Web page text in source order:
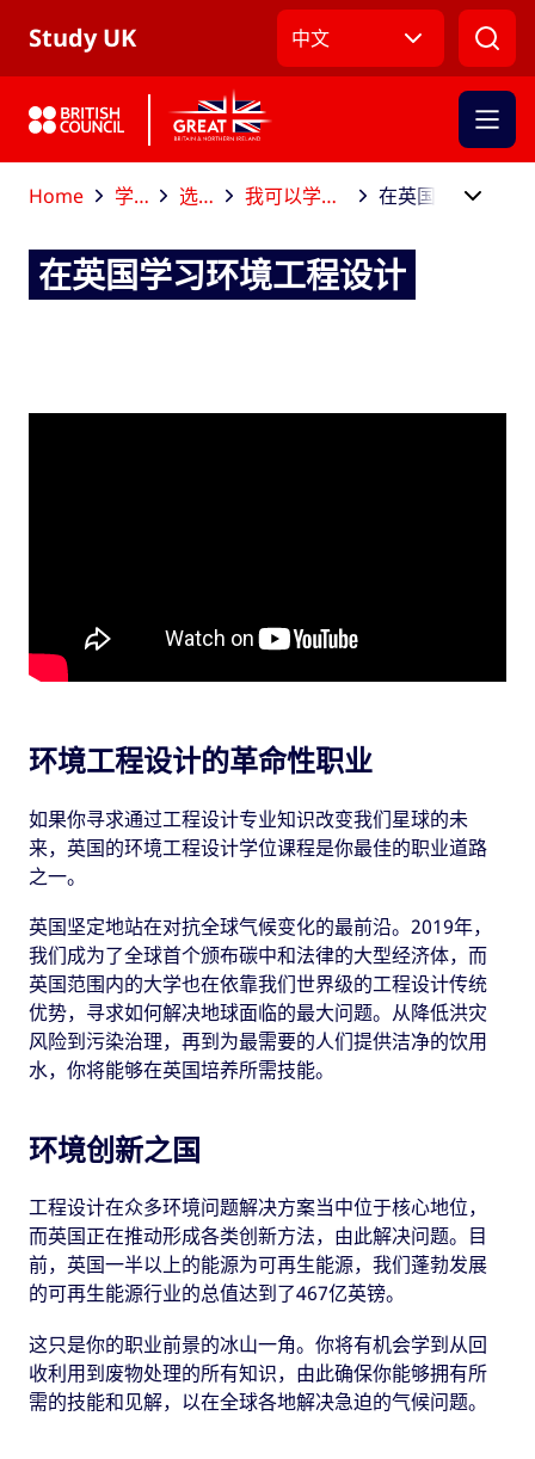
Study UK 中文
Home 学业规划 选择课程 我可以学习哪些学科？ 在英国学习环境工程设计
在英国学习环境工程设计
环境工程设计的革命性职业
如果你寻求通过工程设计专业知识改变我们星球的未
来，英国的环境工程设计学位课程是你最佳的职业道路
之一。
英国坚定地站在对抗全球气候变化的最前沿。2019年，
我们成为了全球首个颁布碳中和法律的大型经济体，而
英国范围内的大学也在依靠我们世界级的工程设计传统
优势，寻求如何解决地球面临的最大问题。从降低洪灾
风险到污染治理，再到为最需要的人们提供洁净的饮用
水，你将能够在英国培养所需技能。
环境创新之国
工程设计在众多环境问题解决方案当中位于核心地位，
而英国正在推动形成各类创新方法，由此解决问题。目
前，英国一半以上的能源为可再生能源，我们蓬勃发展
的可再生能源行业的总值达到了467亿英镑。
这只是你的职业前景的冰山一角。你将有机会学到从回
收利用到废物处理的所有知识，由此确保你能够拥有所
需的技能和见解，以在全球各地解决急迫的气候问题。